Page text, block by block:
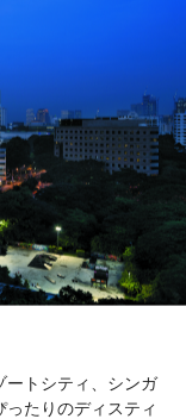
ートシティ、シンガ
たりのディスティ